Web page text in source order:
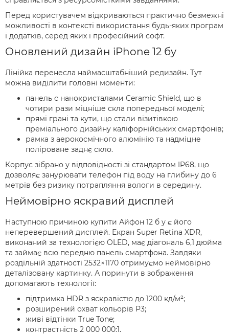
Перед користувачем відкриваються практично безмежні
можливості в контексті використання будь-яких програм
і додатків, серед яких і професійний софт.
Оновлений дизайн iPhone 12 бу
Лінійка перенесла наймасштабніший редизайн. Тут
можна виділити головні моменти:
панель с нанокристалами Ceramic Shield, що в
чотири рази міцніше скла попередньої моделі;
прямі грані та кути, що стали візитівкою
преміального дизайну каліфорнійських смартфонів;
рамка з аерокосмічного алюмінію та надміцне
поліроване заднє скло.
Корпус зібрано у відповідності зі стандартом IP68, що
дозволяє занурювати телефон під воду на глибину до 6
метрів без ризику потрапляння вологи в середину.
Неймовірно яскравий дисплей
Наступною причиною купити Айфон 12 б у є його
неперевершений дисплей. Екран Super Retina XDR,
виконаний за технологією OLED, має діагональ 6,1 дюйма
та займає всю передню панель смартфона. Завдяки
роздільній здатності 2532×1170 отримуємо неймовірно
деталізовану картинку. А поринути в зображення
допомагають технології:
підтримка HDR з яскравістю до 1200 кд/м²;
розширений охват кольорів P3;
живі відтінки True Tone;
контрастність 2 000 000:1.